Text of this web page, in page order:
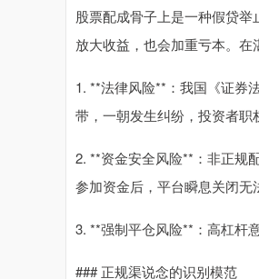
股票配成骨子上是一种假贷
放大收益，也会加重亏本。
1. **法律风险**：我国《证券
带，一朝发生纠纷，投资者职
2. **资金安全风险**：非正规
参加资金后，平台瞬息关闭无
3. **强制平仓风险**：高杠杆
### 正规渠说念的识别模范